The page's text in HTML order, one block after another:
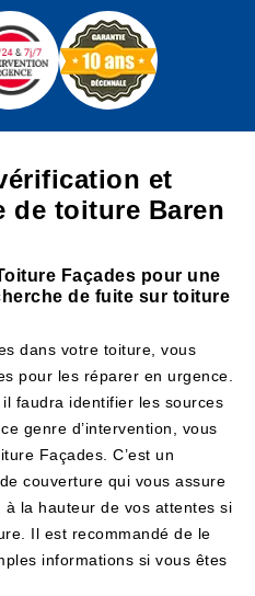
et
de toiture Baren
Façades pour une
de fuite sur toiture
dans votre toiture, vous
pour les réparer en urgence.
faudra identifier les sources
genre d’intervention, vous
Façades. C’est un
couverture qui vous assure
la hauteur de vos attentes si
Il est recommandé de le
informations si vous êtes